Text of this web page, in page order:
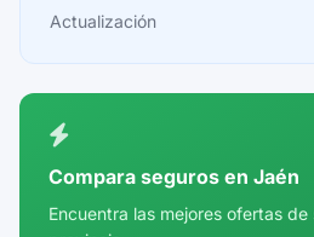
Castellón
Córdoba
Cuenca
Actualización
Compara seguros en Jaén
Encuentra las mejores ofertas